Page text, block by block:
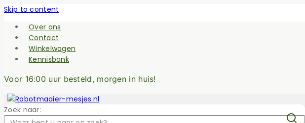
Skip to content
Over ons
Contact
Winkelwagen
Kennisbank
Voor 16:00 uur besteld, morgen in huis!
Zoek naar: